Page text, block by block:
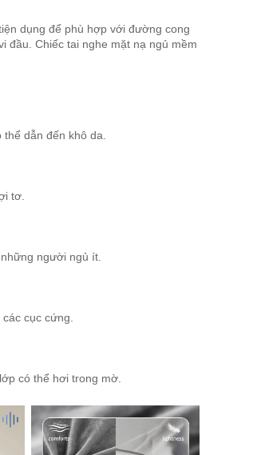
dụng để phù hợp với đường cong
đầu. Chiếc tai nghe mặt nạ ngủ mềm
dẫn đến khô da.
tơ.
người ngủ ít.
cục cứng.
có thể hơi trong mờ.